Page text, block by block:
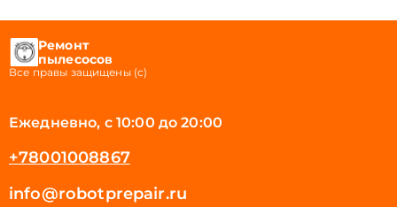
Ремонт
пылесосов
Все правы защищены (с)
Ежедневно, с 10:00 до 20:00
+78001008867
info@robotprepair.ru